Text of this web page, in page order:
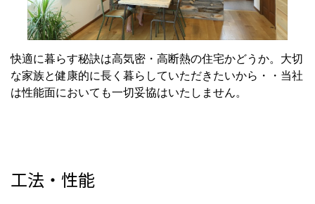
快適に暮らす秘訣は高気密・高断熱の住宅かどうか。大切
な家族と健康的に長く暮らしていただきたいから・・当社
は性能面においても一切妥協はいたしません。
工法・性能